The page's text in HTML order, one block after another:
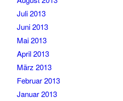
Juli 2013
Juni 2013
Mai 2013
April 2013
März 2013
Februar 2013
Januar 2013